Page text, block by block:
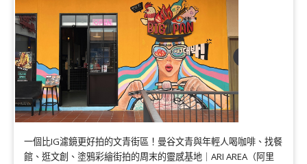
一個比IG濾鏡更好拍的文青街區！曼谷文青與年輕人喝咖啡、找餐
館、逛文創、塗鴉彩繪街拍的周末的靈感基地｜ARI AREA（阿里